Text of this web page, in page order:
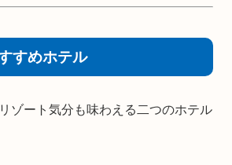
すめホテル
ゾート気分も味わえる二つのホテル